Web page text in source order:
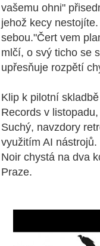
vašemu ohni"
jehož kecy
sebou."Čert vem
mlčí, o svý ticho se
upřesňuje rozpětí
Klip k pilotní
Records v
Suchý, navzdory
využitím AI
Noir chystá na dva
Praze.